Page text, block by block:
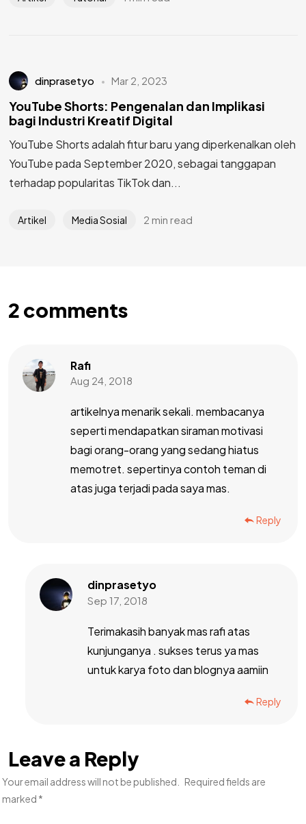
dinprasetyo Mar 2, 2023
YouTube Shorts: Pengenalan dan Implikasi
bagi Industri Kreatif Digital
YouTube Shorts adalah fitur baru yang diperkenalkan oleh
YouTube pada September 2020, sebagai tanggapan
terhadap popularitas TikTok dan...
Artikel Media Sosial 2 min read
2comments
Rafi
Aug 24, 2018
artikelnya menarik sekali. membacanya
seperti mendapatkan siraman motivasi
bagi orang-orang yang sedang hiatus
memotret. sepertinya contoh teman di
atas juga terjadi pada saya mas.
Reply
dinprasetyo
Sep 17, 2018
Terimakasih banyak mas rafi atas
kunjunganya . sukses terus ya mas
untuk karya foto dan blognya aamiin
Reply
Leave a Reply
Your email address will not be published.
Required fields are
marked *